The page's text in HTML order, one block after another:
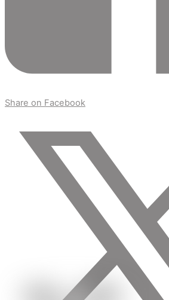
Share on Facebook